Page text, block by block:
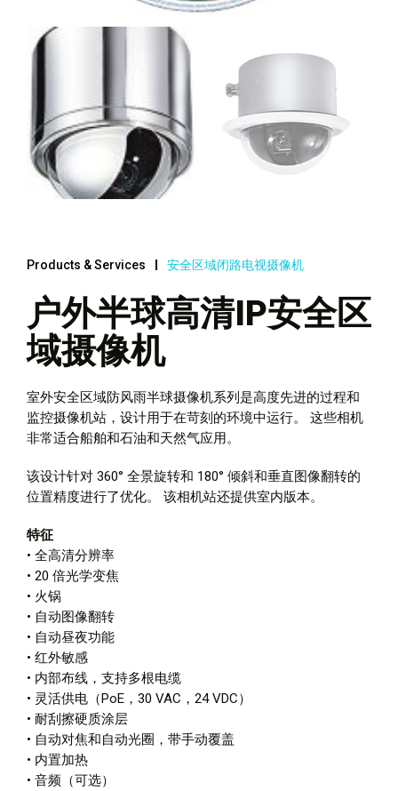
Products & Services 安全区域闭路电视摄像机
户外半球高清IP安全区
域摄像机
室外安全区域防风雨半球摄像机系列是高度先进的过程和
监控摄像机站，设计用于在苛刻的环境中运行。 这些相机
非常适合船舶和石油和天然气应用。
该设计针对 360° 全景旋转和 180° 倾斜和垂直图像翻转的
位置精度进行了优化。 该相机站还提供室内版本。
特征
• 全高清分辨率
• 20 倍光学变焦
• 火锅
• 自动图像翻转
• 自动昼夜功能
• 红外敏感
• 内部布线，支持多根电缆
• 灵活供电（PoE，30 VAC，24 VDC）
• 耐刮擦硬质涂层
• 自动对焦和自动光圈，带手动覆盖
• 内置加热
• 音频（可选）